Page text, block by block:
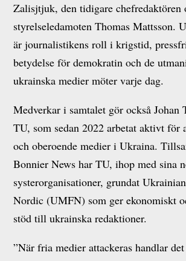
Zalisjtjuk, den tidigare chefredaktören
styrelseledamoten Thomas Mattsson.
är journalistikens roll i krigstid,
betydelse för demokratin och de
ukrainska medier möter varje dag.
Medverkar i samtalet gör också Johan
TU, som sedan 2022 arbetat aktivt för
och oberoende medier i Ukraina.
Bonnier News har TU, ihop med sina
systerorganisationer, grundat
Nordic (UMFN) som ger ekonomiskt
stöd till ukrainska redaktioner.
”När fria medier attackeras handlar